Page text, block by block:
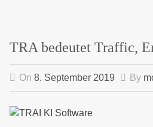
TRA bedeutet Traffic,
On 8. September 2019 By